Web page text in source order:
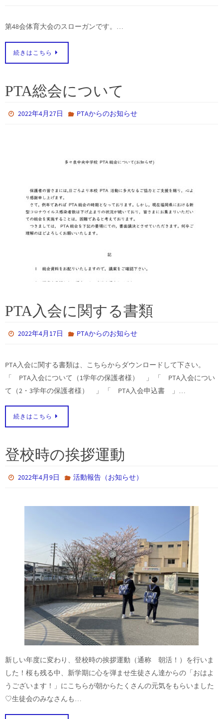
第48会体育大会のスローガンです。…
続きはこちら
PTA総会について
2022年4月27日 PTAからのお知らせ
PTA入会に関する書類
2022年4月17日 PTAからのお知らせ
PTA入会に関する書類は、こちらからダウンロードして下さい。
「 PTA入会について（1学年の保護者様） 」 「 PTA入会につい
て（2・3学年の保護者様） 」 「 PTA入会申込書 」…
続きはこちら
登校時の挨拶運動
2022年4月9日 活動報告（お知らせ）
新しい年度に変わり、登校時の挨拶運動（通称 朝活！）を行いま
した！桜も残る中、新学期に心を弾ませ生徒さん達からの「おはよ
うございます！」にこちらが朝からたくさんの元気をもらいました
♡生徒会のみなさんも…